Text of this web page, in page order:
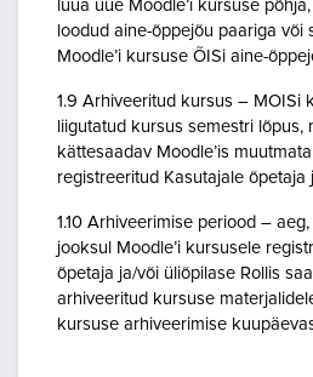
luua uue Moodle’i kursuse
loodud aine-õppejõu paariga või
Moodle’i kursuse ÕISi aine-
1.9 Arhiveeritud kursus – MOISi
liigutatud kursus semestri lõpus,
kättesaadav Moodle’is
registreeritud Kasutajale õpetaja
1.10 Arhiveerimise periood –
jooksul Moodle’i kursusele
õpetaja ja/või üliõpilase Rollis
arhiveeritud kursuse
kursuse arhiveerimise